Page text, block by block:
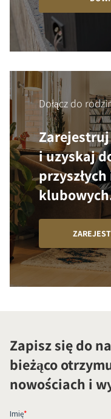
Dołącz do
i uzyskaj
Zapisz się do
bieżąco
nowościach i